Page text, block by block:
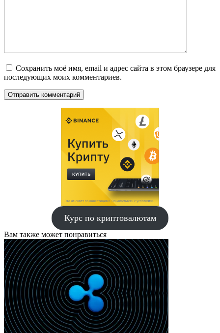
Сохранить моё имя, email и адрес сайта в этом браузере для
последующих моих комментариев.
Курс по криптовалютам
Вам также может понравиться